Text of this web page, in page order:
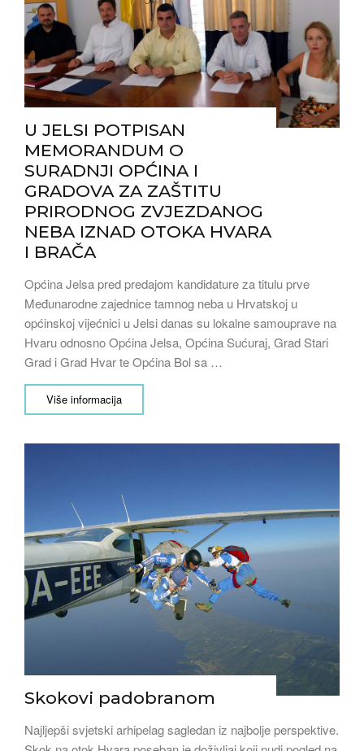
U JELSI POTPISAN
MEMORANDUM O
SURADNJI OPĆINA I
GRADOVA ZA ZAŠTITU
PRIRODNOG ZVJEZDANOG
NEBA IZNAD OTOKA HVARA
I BRAČA
Općina Jelsa pred predajom kandidature za titulu prve
Međunarodne zajednice tamnog neba u Hrvatskoj u
općinskoj vijećnici u Jelsi danas su lokalne samouprave na
Hvaru odnosno Općina Jelsa, Općina Sućuraj, Grad Stari
Grad i Grad Hvar te Općina Bol sa …
Više informacija
Skokovi padobranom
Najljepši svjetski arhipelag sagledan iz najbolje perspektive.